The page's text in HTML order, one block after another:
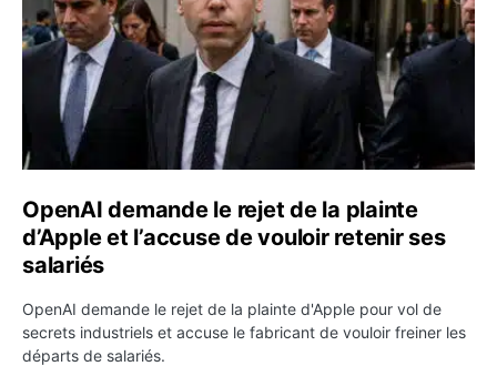
OpenAI demande le rejet de la plainte
d’Apple et l’accuse de vouloir retenir ses
salariés
OpenAI demande le rejet de la plainte d'Apple pour vol de
secrets industriels et accuse le fabricant de vouloir freiner les
départs de salariés.